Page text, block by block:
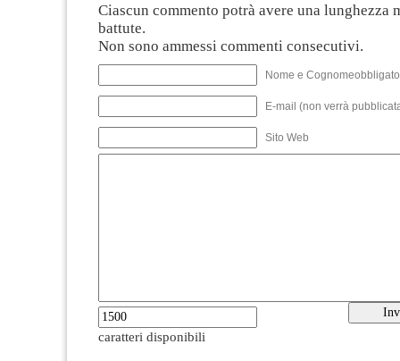
Ciascun commento potrà avere una lunghezza
battute.
Non sono ammessi commenti consecutivi.
Nome e
E-mail (non verrà
Sito Web
caratteri disponibili